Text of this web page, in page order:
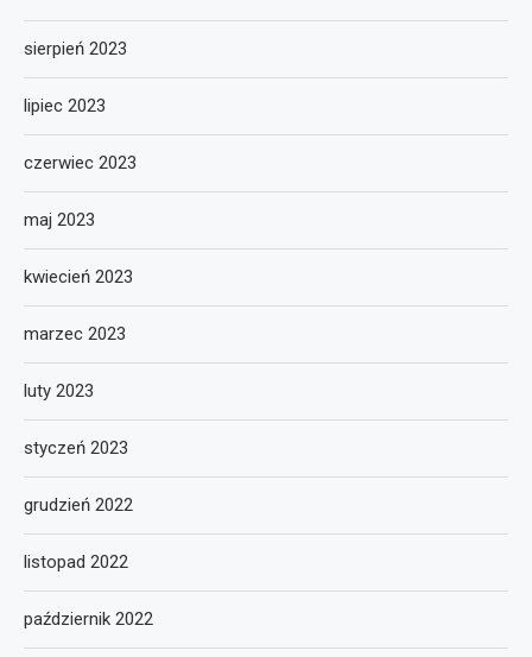
sierpień 2023
lipiec 2023
czerwiec 2023
maj 2023
kwiecień 2023
marzec 2023
luty 2023
styczeń 2023
grudzień 2022
listopad 2022
październik 2022